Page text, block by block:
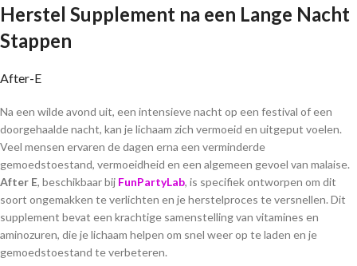
Herstel Supplement na een Lange Nacht
Stappen
After-E
Na een wilde avond uit, een intensieve nacht op een festival of een
doorgehaalde nacht, kan je lichaam zich vermoeid en uitgeput voelen.
Veel mensen ervaren de dagen erna een verminderde
gemoedstoestand, vermoeidheid en een algemeen gevoel van malaise.
After E, beschikbaar bij FunPartyLab, is specifiek ontworpen om dit
soort ongemakken te verlichten en je herstelproces te versnellen. Dit
supplement bevat een krachtige samenstelling van vitamines en
aminozuren, die je lichaam helpen om snel weer op te laden en je
gemoedstoestand te verbeteren.